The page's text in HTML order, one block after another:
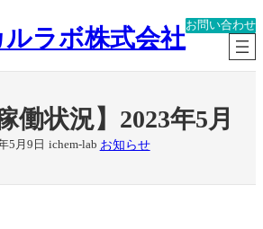
ラボ株式会社お問い合わせ
働状況】2023年5月
5月9日 ichem-lab お知らせ